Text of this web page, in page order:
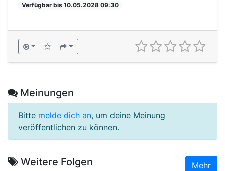
Verfügbar bis 10.05.2028 09:30
Meinungen
Bitte melde dich an, um deine Meinung
veröffentlichen zu können.
Weitere Folgen Mehr